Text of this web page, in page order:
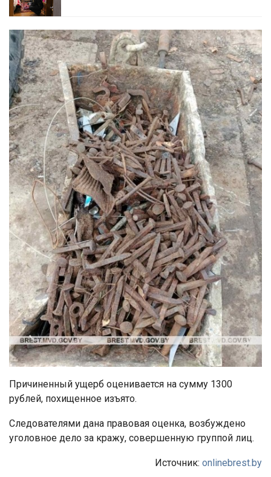
Причиненный ущерб оценивается на сумму 1300
рублей, похищенное изъято.
Следователями дана правовая оценка, возбуждено
уголовное дело за кражу, совершенную группой лиц.
Источник: onlinebrest.by